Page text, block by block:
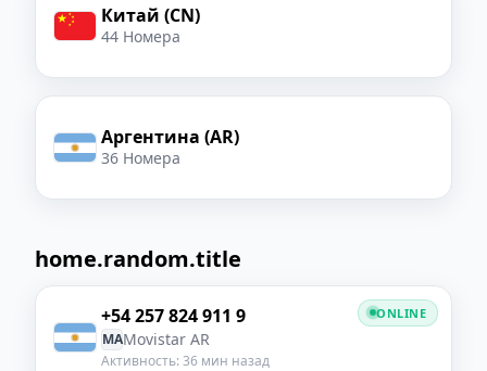
Китай (CN)
44 Номера
Аргентина (AR)
36 Номера
home.random.title
+54 257 824 911 9
MAMovistar AR
Активность: 36 мин назад
ONLINE